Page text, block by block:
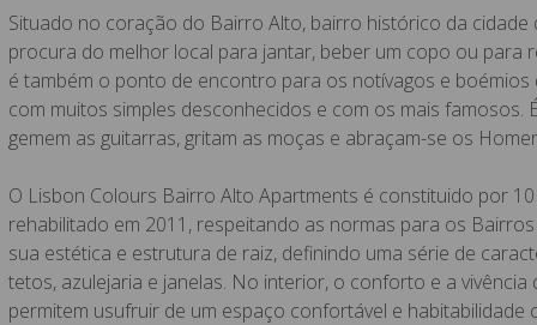
Situado no coração do Bairro Alto, bairro histórico da
procura do melhor local para jantar, beber um copo ou para
é também o ponto de encontro para os notívagos e
com muitos simples desconhecidos e com os mais
gemem as guitarras, gritam as moças e abraçam-se os
O Lisbon Colours Bairro Alto Apartments é constituido por
rehabilitado em 2011, respeitando as normas para os
sua estética e estrutura de raiz, definindo uma série de
tetos, azulejaria e janelas. No interior, o conforto e a
permitem usufruir de um espaço confortável e